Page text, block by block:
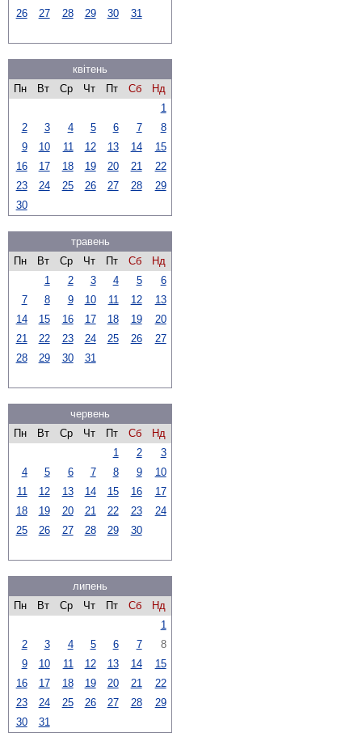
26
27 28 29 30 31
квітень
Пн
Вт Ср Чт Пт Сб
Нд
1
2
3 4 5 6 7
8
9
10 11 12 13 14
15
16
17 18 19 20 21
22
23
24 25 26 27 28
29
30
травень
Пн
Вт Ср Чт Пт Сб
Нд
1
2 3 4 5
6
7
8 9 10 11 12
13
14
15 16 17 18 19
20
21
22 23 24 25 26
27
28
29 30 31
червень
Пн
Вт Ср Чт Пт Сб
Нд
1
2
3
4
5 6 7 8 9
10
11
12 13 14 15 16
17
18
19 20 21 22 23
24
25
26 27 28 29 30
липень
Пн
Вт Ср Чт Пт Сб
Нд
1
2
3 4 5 6 7
8
9
10 11 12 13 14
15
16
17 18 19 20 21
22
23
24 25 26 27 28
29
30
31